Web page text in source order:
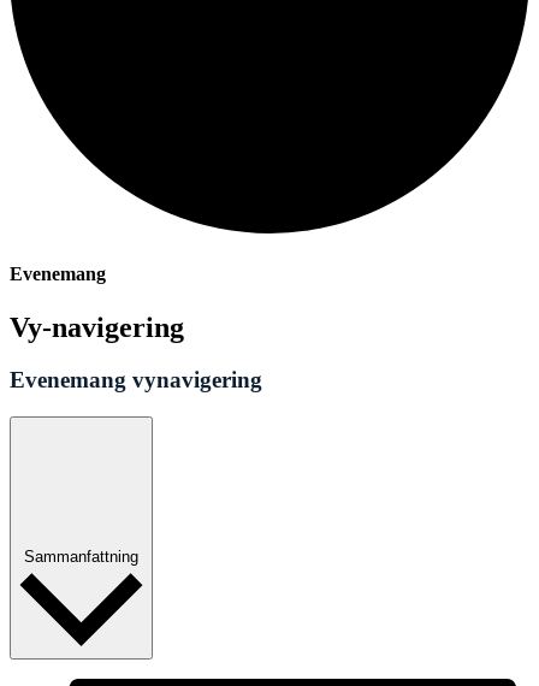
Evenemang
Vy-navigering
Evenemang vynavigering
Sammanfattning